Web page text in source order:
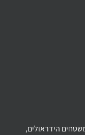
הידראולים,